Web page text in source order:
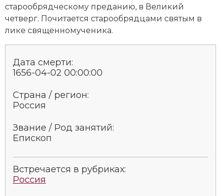
старообрядческому преданию, в Великий
четверг. Почитается старообрядцами святым в
лике священномученика.
Дата смерти:
1656-04-02 00:00:00
Страна / регион:
Россия
Звание / Род занятий:
Епископ
Встречается в рубриках:
Россия